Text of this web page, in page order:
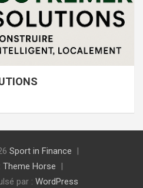
Sport in Finance
Theme Horse
par : WordPress